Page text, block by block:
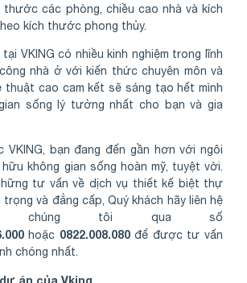
các phòng, chiều cao nhà và kích
kích thước phong thủy.
VKING có nhiều kinh nghiệm trong lĩnh
nhà ở với kiến thức chuyên môn và
thuật cao cam kết sẽ sáng tạo hết mình
sống lý tưởng nhất cho bạn và gia
VKING, bạn đang đến gần hơn với ngôi
không gian sống hoàn mỹ, tuyệt vời.
tư vấn về dịch vụ thiết kế biệt thự
và đẳng cấp, Quý khách hãy liên hệ
chúng tôi qua số
hoặc 0822.008.080để được tư vấn
chóng nhất.
án của Vking